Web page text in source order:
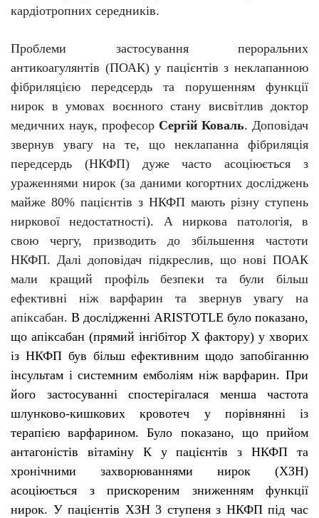
кардіотропних середників.
Проблеми застосування пероральних
антикоагулянтів (ПОАК) у пацієнтів з неклапанною
фібриляцією передсердь та порушенням функції
нирок в умовах воєнного стану висвітлив доктор
медичних наук, професор Сергій Коваль. Доповідач
звернув увагу на те, що неклапанна фібриляція
передсердь (НКФП) дуже часто асоціюється з
ураженнями нирок (за даними когортних досліджень
майже 80% пацієнтів з НКФП мають різну ступень
ниркової недостатності). А ниркова патологія, в
свою чергу, призводить до збільшення частоти
НКФП. Далі доповідач підкреслив, що нові ПОАК
мали кращий профіль безпеки та були більш
ефективні ніж варфарин та звернув увагу на
апіксабан. В дослідженні ARISTOTLE було показано,
що апіксабан (прямий інгібітор Х фактору) у хворих
із НКФП був більш ефективним щодо запобіганню
інсультам і системним емболіям ніж варфарин. При
його застосуванні спостерігалася менша частота
шлунково-кишкових кровотеч у порівнянні із
терапією варфарином. Було показано, що прийом
антагоністів вітаміну К у пацієнтів з НКФП та
хронічними захворюваннями нирок (ХЗН)
асоціюється з прискореним зниженням функції
нирок. У пацієнтів ХЗН 3 ступеня з НКФП під час